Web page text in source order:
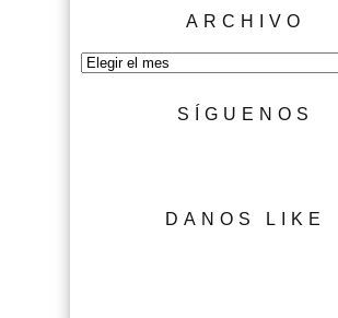
ARCHIVO
Archivo
SÍGUENOS
DANOS LIKE